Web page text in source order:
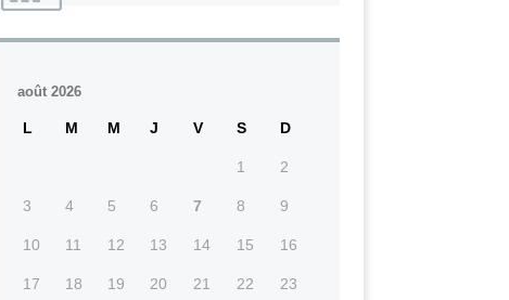
août 2026
L M M J V S D
1 2
3 4 5 6 7 8 9
10 11 12 13 14 15 16
17 18 19 20 21 22 23